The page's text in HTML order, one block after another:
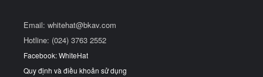
Email: whitehat@bkav.com
Hotline: (024) 3763 2552
Facebook: WhiteHat
Quy định và điều khoản sử dụng